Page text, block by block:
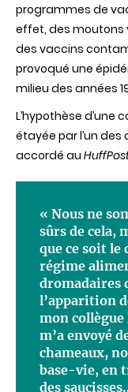
programmes de
effet, des moutons
des vaccins
provoqué une
milieu des années
L’hypothèse
étayée par l’un
accordé au
« Nous ne
sûrs de cela,
que ce soit le
régime
dromadaires
l’apparition
mon collègue
m’a envoyé
chameaux,
base-vie, en
des